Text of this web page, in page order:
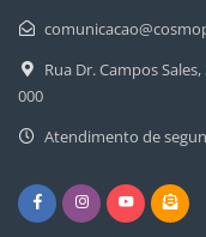
Rua Dr. Campos
000
Atendimento de